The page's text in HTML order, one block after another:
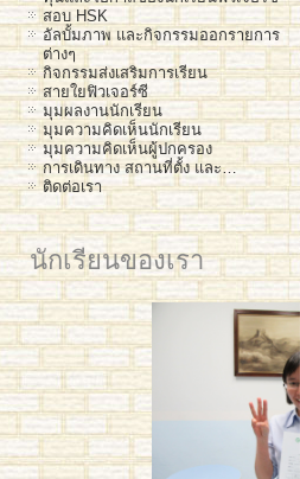
สอบ HSK
อัลบั้มภาพ และกิจกรรมออกรายการ
ต่างๆ
กิจกรรมส่งเสริมการเรียน
สายใยฟิวเจอร์ซี
มุมผลงานนักเรียน
มุมความคิดเห็นนักเรียน
มุมความคิดเห็นผู้ปกครอง
การเดินทาง สถานที่ตั้ง และ…
ติดต่อเรา
นักเรียนของเรา